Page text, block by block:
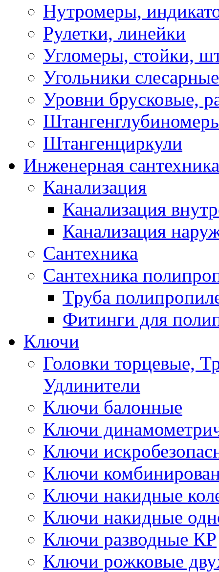
Нутромеры,
Рулетки, линейки
Угломеры, стойки,
Угольники слесарные
Уровни брусковые,
Штангенциркули
Инженерная сантехника
Канализация
Канализация
Канализация
Сантехника
Сантехника
Труба
Фитинги для
Ключи
Головки торцевые,
Удлинители
Ключи балонные
Ключи
Ключи
Ключи
Ключи накидные
Ключи накидные
Ключи разводные КР
Ключи рожковые